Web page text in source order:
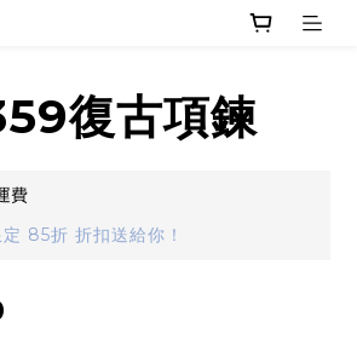
復古項鍊
費
85折 折扣送給你！